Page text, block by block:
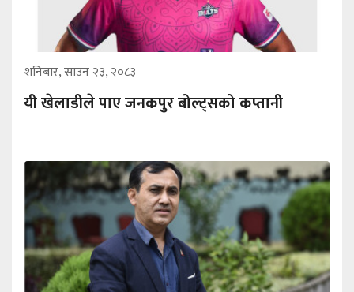
शनिबार, साउन २३, २०८३
यी खेलाडीले पाए जनकपुर बोल्ट्सको कप्तानी